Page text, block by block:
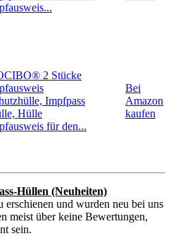
2 Stücke
Impfpass
Hülle
für den...
Bei
Amazon
kaufen
Hüllen (Neuheiten)
und wurden neu bei uns
meist über keine Bewertungen,
sein.